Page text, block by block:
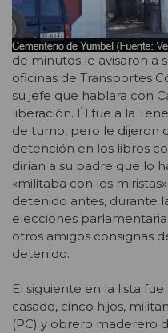
de minutos le avisaron a
oficinas de Transportes
su jefe que hablara con
liberación. Él fue a la
de turno, pero le dijeron
detención en los libros
dirían a su padre que lo
«militaba con los
detenido antes, durante
elecciones
otros amigos consignas
detenido.
El siguiente en la lista
casado, cinco hijos,
(PC) y obrero maderero